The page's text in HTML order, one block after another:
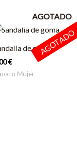
AGOTADO
de goma
€
Mujer
AGOTADO